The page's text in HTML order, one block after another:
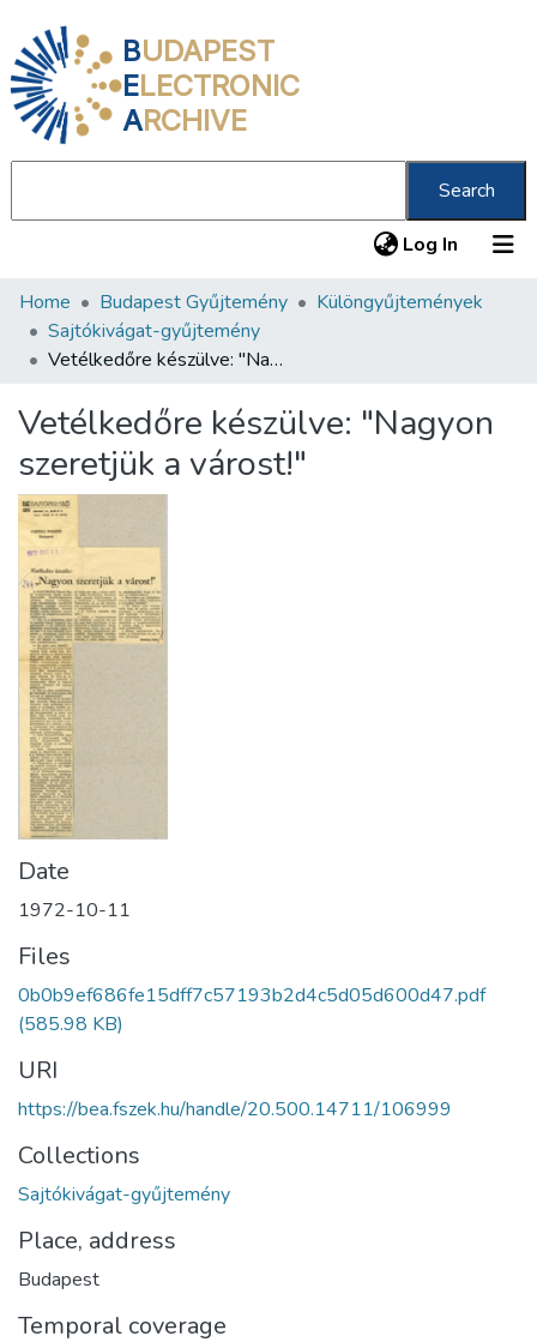
BUDAPEST
ELECTRONIC
ARCHIVE
Search
Log In (current)
Communities & Collections
All of DSpace
About us
Home Budapest Gyűjtemény
Különgyűjtemények
Sajtókivágat-gyűjtemény
Vetélkedőre készülve: "Nagyon szeretjük a várost!"
Vetélkedőre készülve: "Nagyon
szeretjük a várost!"
Date
1972-10-11
Files
0b0b9ef686fe15dff7c57193b2d4c5d05d600d47.pdf
(585.98 KB)
URI
https://bea.fszek.hu/handle/20.500.14711/106999
Collections
Sajtókivágat-gyűjtemény
Place, address
Budapest
Temporal coverage